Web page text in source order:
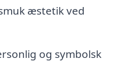
æstetik ved
og symbolsk